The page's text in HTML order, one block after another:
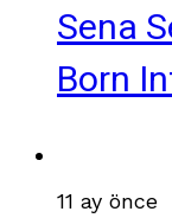
Sena
Born
11 ay önce